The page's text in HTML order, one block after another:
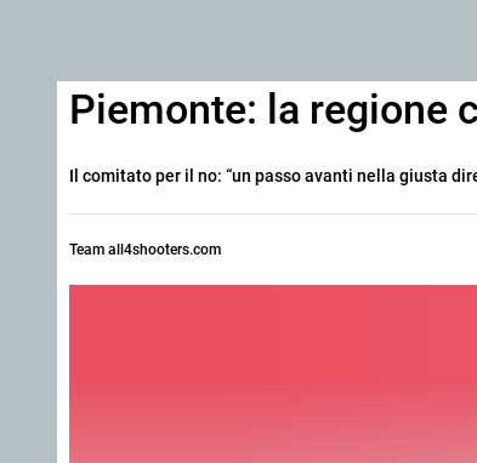
Piemonte: la regione
Il comitato per il no: “un passo avanti nella giusta
Team all4shooters.com